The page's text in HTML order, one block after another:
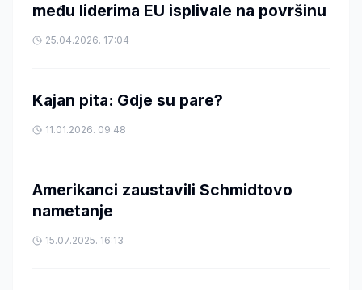
među liderima EU isplivale na površinu
25.04.2026. 17:04
Kajan pita: Gdje su pare?
11.01.2026. 09:48
Amerikanci zaustavili Schmidtovo
nametanje
15.07.2025. 16:13